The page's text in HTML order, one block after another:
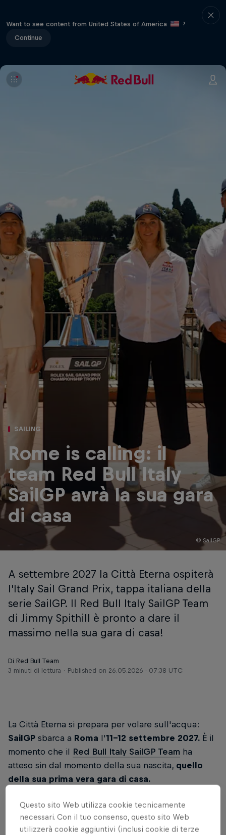
Want to see content from United States of America
?
Continue
© SailGP
SAILING
Rome is calling: il
team Red Bull Italy
SailGP avrà la sua gara
di casa
A settembre 2027 la Città Eterna ospiterà
l'Italy Sail Grand Prix, tappa italiana della
serie SailGP. Il Red Bull Italy SailGP Team
di Jimmy Spithill è pronto a dare il
massimo nella sua gara di casa!
Di Red Bull Team
3 minuti di lettura
Published on 26.05.2026 · 07:38 UTC
La Città Eterna si prepara per volare sull'acqua:
SailGP sbarca a Roma l'11-12 settembre 2027. È il
momento che il Red Bull Italy SailGP Team ha
atteso sin dal momento della sua nascita, quello
della sua prima vera gara di casa.
L'Italy Sail Grand Prix di Roma avrà luogo in un
campo di regata appositamente costruito presso il
Porto Turisticodella capitale, segnando l'inizio di
Questo sito Web utilizza cookie tecnicamente
necessari. Con il tuo consenso, questo sito Web
utilizzerà cookie aggiuntivi (inclusi cookie di terze